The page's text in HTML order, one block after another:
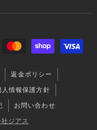
返金ポリシー
人情報保護方針
お問い合わせ
ジアス